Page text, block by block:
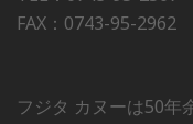
FAX：0743-95-2962
フジタ カヌーは50年